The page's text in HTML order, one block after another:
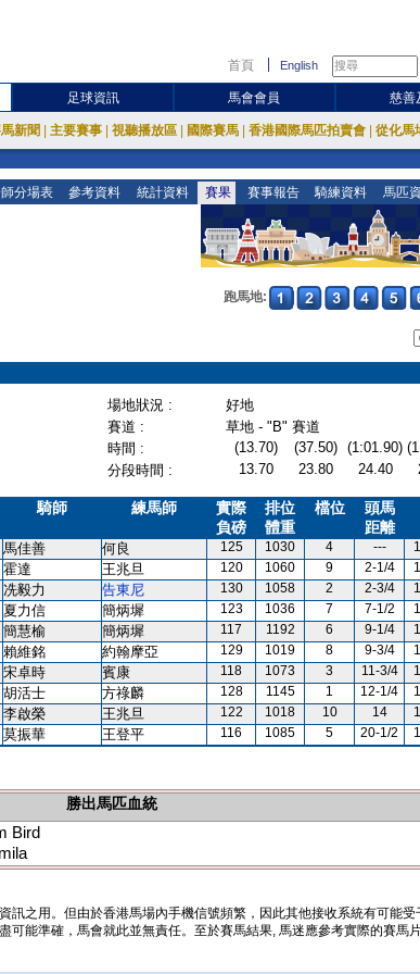
首頁 English
足球資訊 馬會會員 慈善
新聞 主要賽事 視聽播放區 國際賽馬 香港國際馬匹拍賣會 從化馬
分場表 參考資料 統計資料 賽果 賽事報告 騎練資料 馬匹
跑馬地:
場地狀況 :
好地
賽道 :
草地 - "B" 賽道
時間 : (13.70) (37.50) (1:01.90)
分段時間 :
13.70 23.80 24.40
騎師 練馬師
實際
負磅
排位
體重
檔位
頭馬
距離
馬佳善 何良 125 1030 4 ---
霍達 王兆旦 120 1060 9 2-1/4
冼毅力 告東尼 130 1058 2 2-3/4
夏力信 簡炳墀 123 1036 7 7-1/2
簡慧榆 簡炳墀 117 1192 6 9-1/4
賴維銘 約翰摩亞 129 1019 8 9-3/4
宋卓時 賓康 118 1073 3 11-3/4
胡活士 方祿麟 128 1145 1 12-1/4
李啟榮 王兆旦 122 1018 10 14
莫振華 王登平 116 1085 5 20-1/2
勝出馬匹血統
Bird
訊之用。但由於香港馬場內手機信號頻繁，因此其他接收系統有可能
能準確，馬會就此並無責任。至於賽馬結果, 馬迷應參考實際的賽馬片